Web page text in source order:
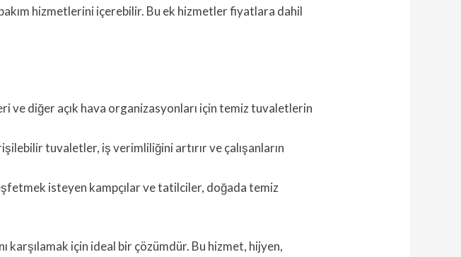
hizmetlerini içerebilir. Bu ek hizmetler fiyatlara dahil
ve diğer açık hava organizasyonları için temiz tuvaletlerin
tuvaletler, iş verimliliğini artırır ve çalışanların
isteyen kampçılar ve tatilciler, doğada temiz
karşılamak için ideal bir çözümdür. Bu hizmet, hijyen,